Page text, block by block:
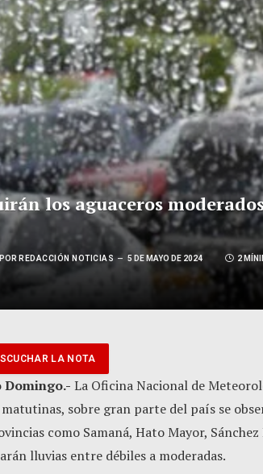
los aguaceros
POR REDACCIÓN NOTICIAS 5 DE MAYO DE 2024 2
LA NOTA
Domingo.- La Oficina Nacional de
sobre gran parte del país se
como Samaná, Hato Mayor,
lluvias entre débiles a moderadas.